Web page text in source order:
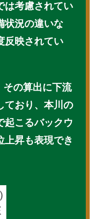
は考慮されてい
状況の違いな
反映されてい
その算出に下流
ており、本川の
起こるバックウ
上昇も表現でき